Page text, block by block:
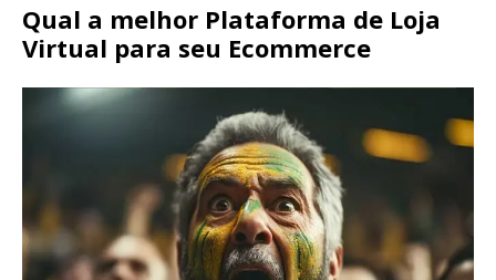
Qual a melhor Plataforma de Loja
Virtual para seu Ecommerce